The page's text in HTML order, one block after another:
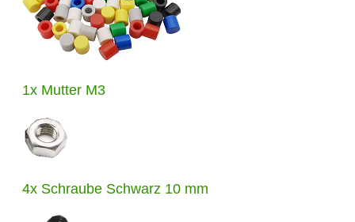
1x Mutter M3
4x Schraube Schwarz 10 mm